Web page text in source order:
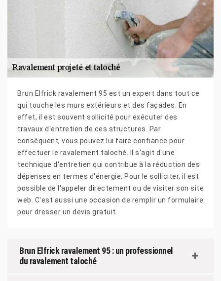
Brun Elfrick ravalement 95 est un expert dans tout ce
qui touche les murs extérieurs et des façades. En
effet, il est souvent sollicité pour exécuter des
travaux d'entretien de ces structures. Par
conséquent, vous pouvez lui faire confiance pour
effectuer le ravalement taloché. Il s'agit d'une
technique d'entretien qui contribue à la réduction des
dépenses en termes d'énergie. Pour le solliciter, il est
possible de l'appeler directement ou de visiter son site
web. C'est aussi une occasion de remplir un formulaire
pour dresser un devis gratuit.
Brun Elfrick ravalement 95 : un professionnel
du ravalement taloché